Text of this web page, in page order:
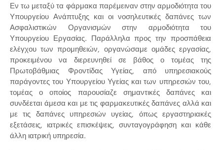
Εν τω μεταξύ τα φάρμακα παρέμειναν στην αρμοδιότητα του
Υπουργείου Ανάπτυξης και οι νοσηλευτικές δαπάνες των
Ασφαλιστικών Οργανισμών στην αρμοδιότητα του
Υπουργείου Εργασίας. Παράλληλα προς την προσπάθεια
ελέγχου των προμηθειών, οργανώσαμε ομάδες εργασίας,
προκειμένου να διερευνηθεί σε βάθος ο τομέας της
Πρωτοβάθμιας Φροντίδας Υγείας, από υπηρεσιακούς
παράγοντες του Υπουργείου Υγείας και των υπηρεσιών του,
τομέας ο οποίος παρουσίαζε σημαντικές δαπάνες και
συνδέεται άμεσα και με τις φαρμακευτικές δαπάνες αλλά και
με τις δαπάνες υπηρεσιών υγείας, όπως εργαστηριακές
εξετάσεις, ιατρικές επισκέψεις, συνταγογράφηση και κάθε
άλλη ιατρική υπηρεσία.